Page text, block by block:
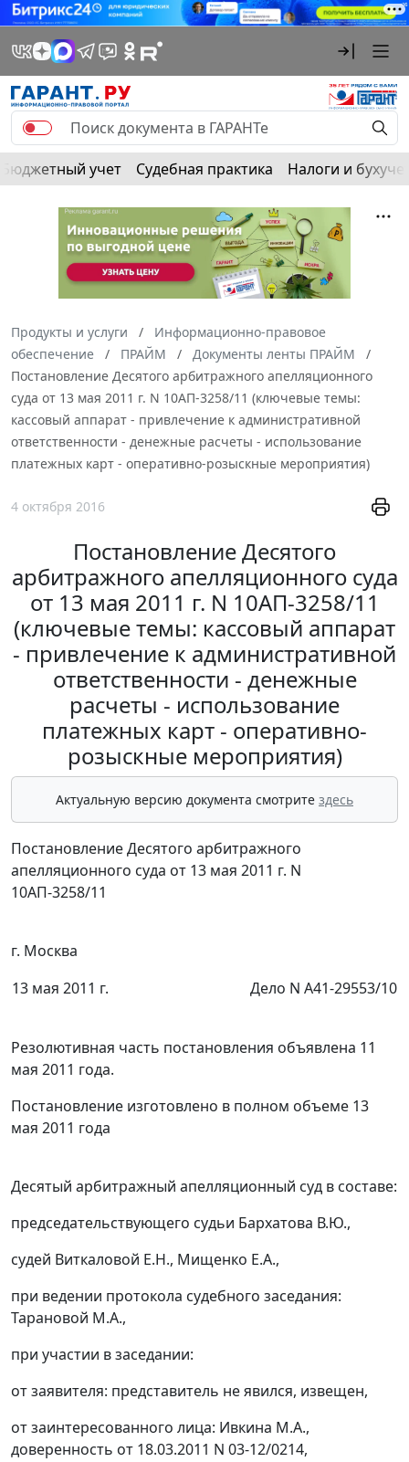
Бюджетный учет Судебная практика Налоги и
Продукты и услуги
Информационно-правовое
обеспечение
ПРАЙМ
Документы ленты ПРАЙМ
Постановление Десятого арбитражного апелляционного
суда от 13 мая 2011 г. N 10АП-3258/11 (ключевые темы:
кассовый аппарат - привлечение к административной
ответственности - денежные расчеты - использование
платежных карт - оперативно-розыскные мероприятия)
4 октября 2016
Постановление Десятого
арбитражного апелляционного суда
от 13 мая 2011 г. N 10АП-3258/11
(ключевые темы: кассовый аппарат
- привлечение к административной
ответственности - денежные
расчеты - использование
платежных карт - оперативно-
розыскные мероприятия)
Актуальную версию документа смотрите здесь
Постановление Десятого арбитражного
апелляционного суда от 13 мая 2011 г. N
10АП-3258/11
г. Москва
13 мая 2011 г.
Дело N А41-29553/10
Резолютивная часть постановления объявлена 11
мая 2011 года.
Постановление изготовлено в полном объеме 13
мая 2011 года
Десятый арбитражный апелляционный суд в составе:
председательствующего судьи Бархатова В.Ю.,
судей Виткаловой Е.Н., Мищенко Е.А.,
при ведении протокола судебного заседания:
Тарановой М.А.,
при участии в заседании:
от заявителя: представитель не явился, извещен,
от заинтересованного лица: Ивкина М.А.,
доверенность от 18.03.2011 N 03-12/0214,